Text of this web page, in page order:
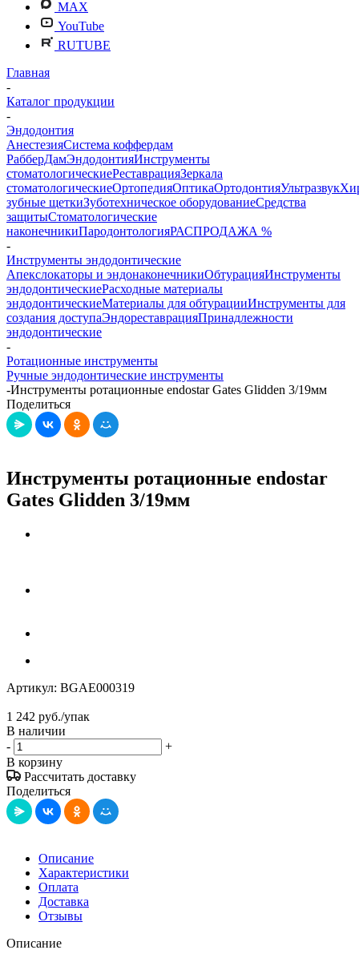
MAX
YouTube
RUTUBE
Главная
-
Каталог продукции
-
Эндодонтия
АнестезияСистема коффердам
РабберДамЭндодонтияИнструменты
стоматологическиеРеставрацияЗеркала
стоматологическиеОртопедияОптикаОртодонтияУльтразвук
зубные щеткиЗуботехническое оборудованиеСредства
защитыСтоматологические
наконечникиПародонтологияРАСПРОДАЖА %
-
Инструменты эндодонтические
Апекслокаторы и эндонаконечникиОбтурацияИнструменты
эндодонтическиеРасходные материалы
эндодонтическиеМатериалы для обтурацииИнструменты для
создания доступаЭндореставрацияПринадлежности
эндодонтические
-
Ротационные инструменты
Ручные эндодонтические инструменты
-Инструменты ротационные endostar Gates Glidden 3/19мм
Поделиться
Инструменты ротационные endostar
Gates Glidden 3/19мм
Артикул: BGAE000319
1 242 руб./упак
В наличии
-
+
В корзину
Рассчитать доставку
Поделиться
Описание
Характеристики
Оплата
Доставка
Отзывы
Описание